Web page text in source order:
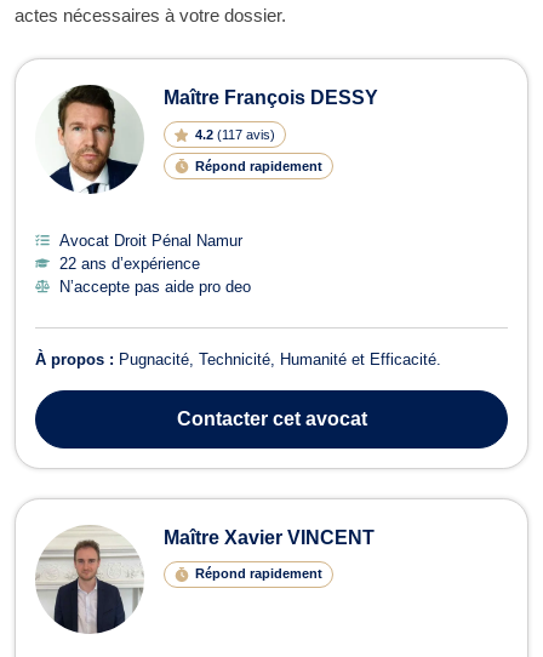
actes nécessaires à votre dossier.
Maître François DESSY
4.2 (117 avis)
Répond rapidement
Avocat Droit Pénal Namur
22 ans d’expérience
N’accepte pas aide pro deo
À propos : Pugnacité, Technicité, Humanité et Efficacité.
Contactercet avocat
Maître Xavier VINCENT
Répond rapidement